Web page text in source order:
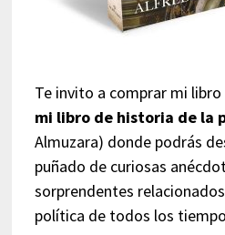
Te invito a comprar mi libro
mi libro de historia de la
Almuzara) donde podrás
puñado de curiosas
sorprendentes
política de todos los